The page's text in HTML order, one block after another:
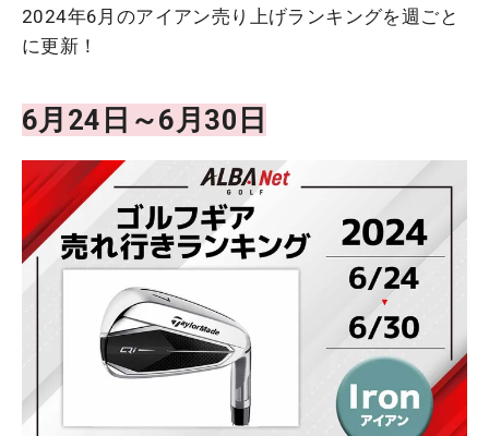
2024年6月のアイアン売り上げランキングを週ごと
に更新！
6月24日～6月30日